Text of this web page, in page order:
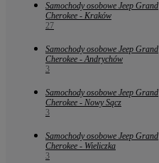
Samochody osobowe Jeep Grand
Cherokee - Kraków
27
Samochody osobowe Jeep Grand
Cherokee - Andrychów
3
Samochody osobowe Jeep Grand
Cherokee - Nowy Sącz
3
Samochody osobowe Jeep Grand
Cherokee - Wieliczka
3